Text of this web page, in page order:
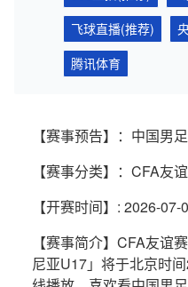
飞球直播(推荐)
腾讯体育
【赛事预告】：中国男
【赛事分类】：CFA友
【开赛时间】: 2026-
【赛事简介】CFA友谊
尼亚U17」将于北京时